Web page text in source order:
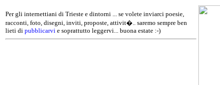
Per gli internettiani di Trieste e dintorni ... se volete inviarci poesie,
racconti, foto, disegni, inviti, proposte, attivit�.. saremo sempre ben
lieti di pubblicarvi e soprattutto leggervi... buona estate :-)